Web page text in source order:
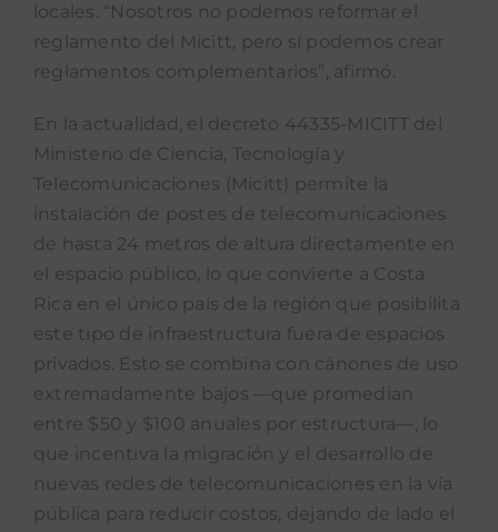
locales. “Nosotros no podemos reformar el
reglamento del Micitt, pero sí podemos crear
reglamentos complementarios”, afirmó.
En la actualidad, el decreto 44335-MICITT del
Ministerio de Ciencia, Tecnología y
Telecomunicaciones (Micitt) permite la
instalación de postes de telecomunicaciones
de hasta 24 metros de altura directamente en
el espacio público, lo que convierte a Costa
Rica en el único país de la región que posibilita
este tipo de infraestructura fuera de espacios
privados. Esto se combina con cánones de uso
extremadamente bajos —que promedian
entre $50 y $100 anuales por estructura—, lo
que incentiva la migración y el desarrollo de
nuevas redes de telecomunicaciones en la vía
pública para reducir costos, dejando de lado el